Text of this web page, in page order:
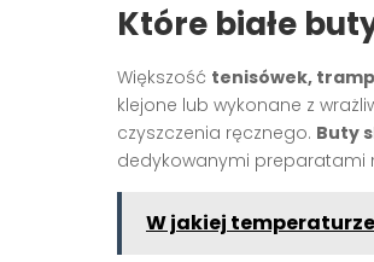
Które białe
Większość tenisówek,
klejone lub wykonane z
czyszczenia ręcznego. Buty
dedykowanymi preparatami
W jakiej